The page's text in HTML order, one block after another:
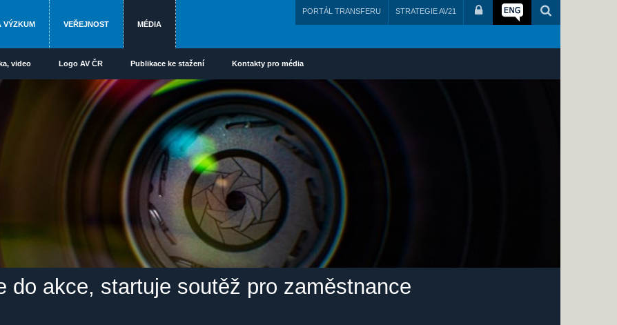
VÝZKUM VEŘEJNOST MÉDIA
PORTÁL TRANSFERU STRATEGIE AV21
video Logo AV ČR Publikace ke stažení Kontakty pro média
do akce, startuje soutěž pro zaměstnance